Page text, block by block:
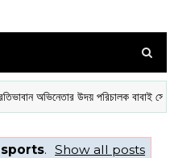
উদয় পরিচালক বাবাই সেন এর হাত
sports. Show all posts